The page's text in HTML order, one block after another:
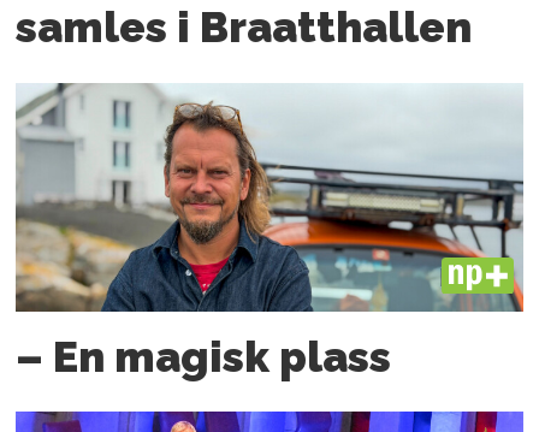
samles i Braatthallen
PLUS
– En magisk plass